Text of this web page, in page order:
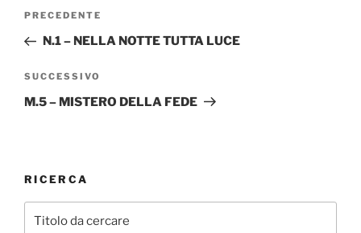
Navigazione
Articolo
precedente:
PRECEDENTE
N.1 – NELLA NOTTE TUTTA LUCE
Articolo
successivo
SUCCESSIVO
M.5 – MISTERO DELLA FEDE
RICERCA